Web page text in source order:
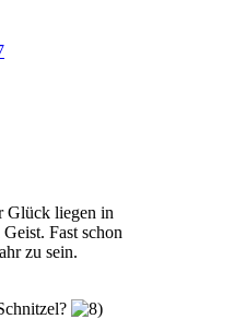
Glück liegen in
Fast schon
zu sein.